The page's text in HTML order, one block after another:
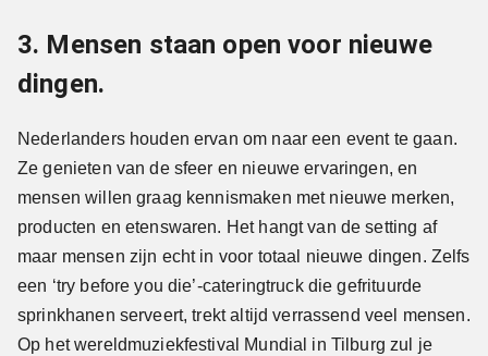
3. Mensen staan open voor nieuwe
dingen.
Nederlanders houden ervan om naar een event te gaan.
Ze genieten van de sfeer en nieuwe ervaringen, en
mensen willen graag kennismaken met nieuwe merken,
producten en etenswaren. Het hangt van de setting af
maar mensen zijn echt in voor totaal nieuwe dingen. Zelfs
een ‘try before you die’-cateringtruck die gefrituurde
sprinkhanen serveert, trekt altijd verrassend veel mensen.
Op het wereldmuziekfestival Mundial in Tilburg zul je